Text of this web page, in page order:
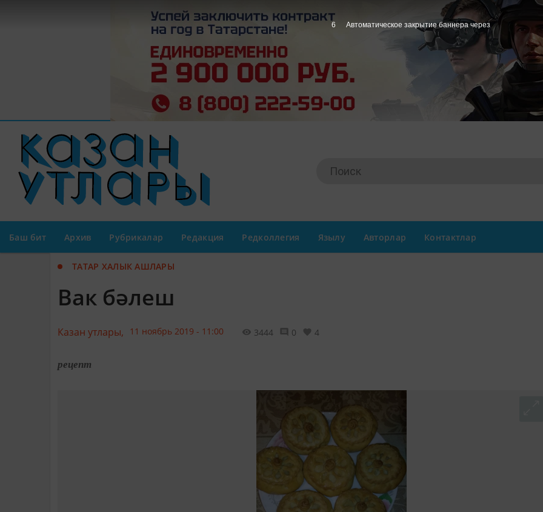
Баш бит Архив Рубрикалар Редакция Редколлегия Язылу Авторлар Контактлар
ТАТАР ХАЛЫК АШЛАРЫ
Вак бәлеш
Казан утлары, 11 ноябрь 2019 - 11:00 3444 0 4
рецепт
5 Автоматическое закрытие баннера через